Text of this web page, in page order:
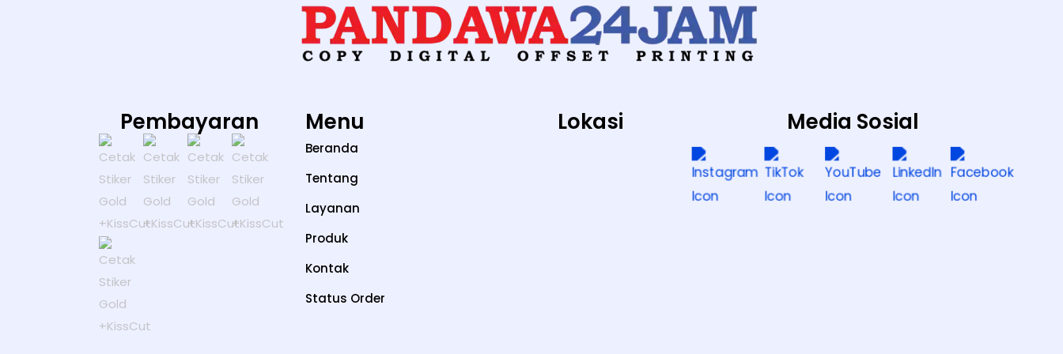
Pembayaran Menu
Beranda
Tentang
Layanan
Produk
Kontak
Status Order
Lokasi Media Sosial